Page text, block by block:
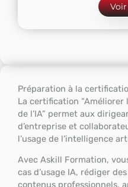
Préparation à la
La certification “Améliorer
de l’IA” permet aux
d’entreprise et
l’usage de l’intelligence
Avec Askill Formation,
cas d’usage IA, rédiger
contenus professionnels,